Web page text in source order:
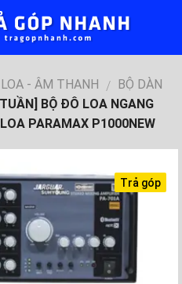
LOA - ÂM THANH / BỘ DÀN
BỘ ĐÔ LOA NGANG
PARAMAX P1000NEW
Trả góp